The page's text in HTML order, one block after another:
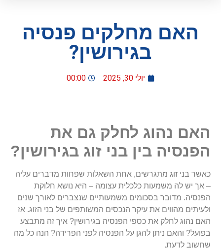
האם מחלקים פנסיה
בגירושין?
יולי 30, 2025 00:00
האם נהוג לחלק גם את
הפנסיה בין בני זוג בגירושין?
כאשר בני זוג מתגרשים, אחת השאלות שפחות מדברים עליה
– אך יש לה משמעות כלכלית עצומה – היא נושא חלוקת
הפנסיה. מדובר בסכומים משמעותיים שנצברים לאורך שנים
ולעיתים מהווים את עיקר הנכסים המשותפים של בני הזוג. אז
האם נהוג לחלק את כספי הפנסיה בגירושין? איך זה מתבצע
בפועל? והאם ניתן להגן על הפנסיה לפני הפרידה? הנה כל מה
שחשוב לדעת.